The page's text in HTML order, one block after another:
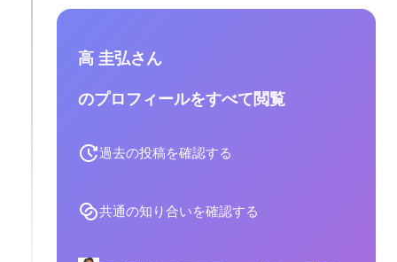
高 圭弘さん
のプロフィールをすべて閲覧
過去の投稿を確認する
共通の知り合いを確認する